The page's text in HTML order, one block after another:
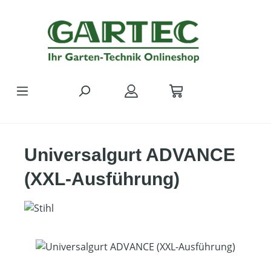
Universalgurt ADVANCE
(XXL-Ausführung)
Bildergalerie überspringen